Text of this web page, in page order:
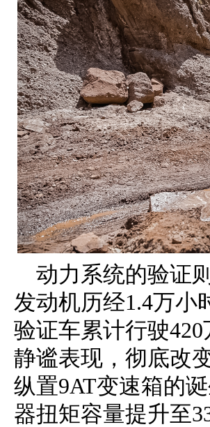
动力系统的验证
发动机历经1.4万小
验证车累计行驶
静谧表现，彻底改
纵置9AT变速箱的
器扭矩容量提升至